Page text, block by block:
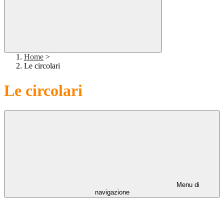
Home >
Le circolari
Le circolari
Menu di
navigazione